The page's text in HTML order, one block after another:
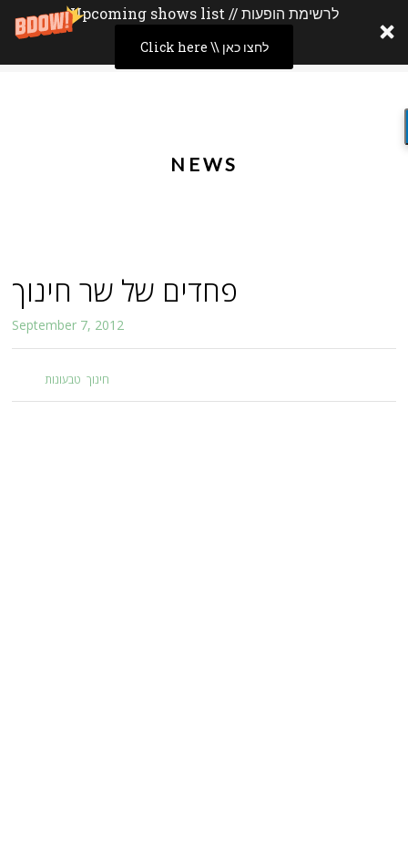
Upcoming shows list // לרשימת הופעות
Click here \\ לחצו כאן
NEWS
פחדים של שר חינוך
September 7, 2012
חינוך טבעונות